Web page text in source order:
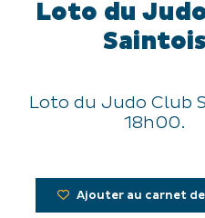
Loto du
Saintois
Loto du Judo Club
18h00.
Ajouter au carnet